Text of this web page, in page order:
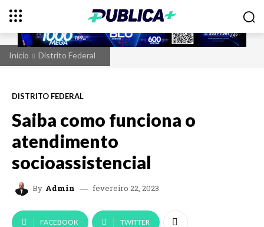
Início Distrito Federal
DISTRITO FEDERAL
Saiba como funciona o
atendimento
socioassistencial
By Admin fevereiro 22, 2023
FACEBOOK TWITTER